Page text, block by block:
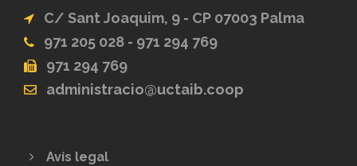
C/ Sant Joaquim, 9 - CP 07003 Palma
971 205 028 - 971 294 769
971 294 769
administracio@uctaib.coop
Avís legal